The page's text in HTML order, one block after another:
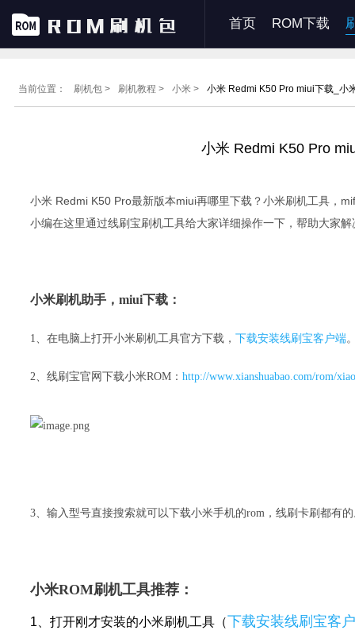
首页 ROM下载
当前位置： 刷机包 > 刷机教程 > 小米 > 小米 Redmi K50 Pro miui下载_小
小米 Redmi K50 Pro
小米 Redmi K50 Pro最新版本miui再哪里下载？小米刷机工具，
小编在这里通过线刷宝刷机工具给大家详细操作一下，帮助大家
小米刷机助手，miui下载：
1、在电脑上打开小米刷机工具官方下载，下载安装线刷宝客户端
2、线刷宝官网下载小米ROM：http://www.xianshuabao.com/rom/
3、输入型号直接搜索就可以下载小米手机的rom，线刷卡刷都有
小米ROM刷机工具推荐：
1、打开刚才安装的小米刷机工具（下载安装线刷宝客